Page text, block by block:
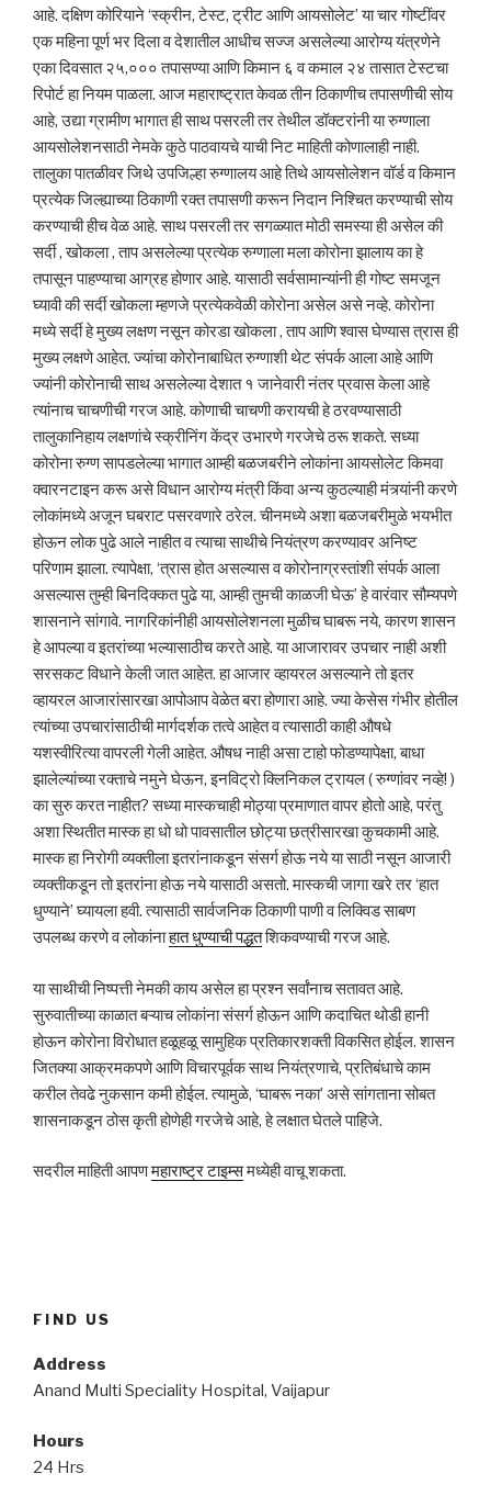
आहे. दक्षिण कोरियाने ‘स्क्रीन, टेस्ट, ट्रीट आणि आयसोलेट’ या चार गोष्टींवर
एक महिना पूर्ण भर दिला व देशातील आधीच सज्ज असलेल्या आरोग्य यंत्रणेने
एका दिवसात २५,००० तपासण्या आणि किमान ६ व कमाल २४ तासात टेस्टचा
रिपोर्ट हा नियम पाळला. आज महाराष्ट्रात केवळ तीन ठिकाणीच तपासणीची सोय
आहे, उद्या ग्रामीण भागात ही साथ पसरली तर तेथील डॉक्टरांनी या रुग्णाला
आयसोलेशनसाठी नेमके कुठे पाठवायचे याची निट माहिती कोणालाही नाही.
तालुका पातळीवर जिथे उपजिल्हा रुग्णालय आहे तिथे आयसोलेशन वॉर्ड व किमान
प्रत्येक जिल्ह्याच्या ठिकाणी रक्त तपासणी करून निदान निश्चित करण्याची सोय
करण्याची हीच वेळ आहे. साथ पसरली तर सगळ्यात मोठी समस्या ही असेल की
सर्दी , खोकला , ताप असलेल्या प्रत्येक रुग्णाला मला कोरोना झालाय का हे
तपासून पाहण्याचा आग्रह होणार आहे. यासाठी सर्वसामान्यांनी ही गोष्ट समजून
घ्यावी की सर्दी खोकला म्हणजे प्रत्येकवेळी कोरोना असेल असे नव्हे. कोरोना
मध्ये सर्दी हे मुख्य लक्षण नसून कोरडा खोकला , ताप आणि श्वास घेण्यास त्रास ही
मुख्य लक्षणे आहेत. ज्यांचा कोरोनाबाधित रुग्णाशी थेट संपर्क आला आहे आणि
ज्यांनी कोरोनाची साथ असलेल्या देशात १ जानेवारी नंतर प्रवास केला आहे
त्यांनाच चाचणीची गरज आहे. कोणाची चाचणी करायची हे ठरवण्यासाठी
तालुकानिहाय लक्षणांचे स्क्रीनिंग केंद्र उभारणे गरजेचे ठरू शकते. सध्या
कोरोना रुग्ण सापडलेल्या भागात आम्ही बळजबरीने लोकांना आयसोलेट किमवा
क्वारनटाइन करू असे विधान आरोग्य मंत्री किंवा अन्य कुठल्याही मंत्र्यांनी करणे
लोकांमध्ये अजून घबराट पसरवणारे ठरेल. चीनमध्ये अशा बळजबरीमुळे भयभीत
होऊन लोक पुढे आले नाहीत व त्याचा साथीचे नियंत्रण करण्यावर अनिष्ट
परिणाम झाला. त्यापेक्षा, ‘त्रास होत असल्यास व कोरोनाग्रस्तांशी संपर्क आला
असल्यास तुम्ही बिनदिक्कत पुढे या, आम्ही तुमची काळजी घेऊ’ हे वारंवार सौम्यपणे
शासनाने सांगावे. नागरिकांनीही आयसोलेशनला मुळीच घाबरू नये, कारण शासन
हे आपल्या व इतरांच्या भल्यासाठीच करते आहे. या आजारावर उपचार नाही अशी
सरसकट विधाने केली जात आहेत. हा आजार व्हायरल असल्याने तो इतर
व्हायरल आजारांसारखा आपोआप वेळेत बरा होणारा आहे. ज्या केसेस गंभीर होतील
त्यांच्या उपचारांसाठीची मार्गदर्शक तत्वे आहेत व त्यासाठी काही औषधे
यशस्वीरित्या वापरली गेली आहेत. औषध नाही असा टाहो फोडण्यापेक्षा, बाधा
झालेल्यांच्या रक्ताचे नमुने घेऊन, इनविट्रो क्लिनिकल ट्रायल ( रुग्णांवर नव्हे! )
का सुरु करत नाहीत? सध्या मास्कचाही मोठ्या प्रमाणात वापर होतो आहे, परंतु
अशा स्थितीत मास्क हा धो धो पावसातील छोट्या छत्रीसारखा कुचकामी आहे.
मास्क हा निरोगी व्यक्तीला इतरांनाकडून संसर्ग होऊ नये या साठी नसून आजारी
व्यक्तीकडून तो इतरांना होऊ नये यासाठी असतो. मास्कची जागा खरे तर ‘हात
धुण्याने’ घ्यायला हवी. त्यासाठी सार्वजनिक ठिकाणी पाणी व लिक्विड साबण
उपलब्ध करणे व लोकांनाहात धुण्याची पद्धतशिकवण्याची गरज आहे.
या साथीची निष्पत्ती नेमकी काय असेल हा प्रश्न सर्वांनाच सतावत आहे.
सुरुवातीच्या काळात बऱ्याच लोकांना संसर्ग होऊन आणि कदाचित थोडी हानी
होऊन कोरोना विरोधात हळूहळू सामुहिक प्रतिकारशक्ती विकसित होईल. शासन
जितक्या आक्रमकपणे आणि विचारपूर्वक साथ नियंत्रणाचे, प्रतिबंधाचे काम
करील तेवढे नुकसान कमी होईल. त्यामुळे, ‘घाबरू नका’ असे सांगताना सोबत
शासनाकडून ठोस कृती होणेही गरजेचे आहे, हे लक्षात घेतले पाहिजे.
सदरील माहिती आपणमहाराष्ट्र टाइम्समध्येही वाचू शकता.
FIND US
Address
Anand Multi Speciality Hospital, Vaijapur
Hours
24 Hrs